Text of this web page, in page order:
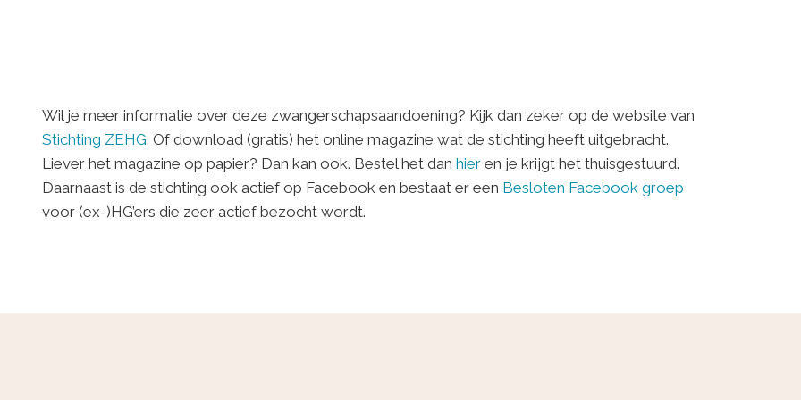
Wil je meer informatie over deze zwangerschapsaandoening? Kijk dan zeker op de website van
Stichting ZEHG. Of download (gratis) het online magazine wat de stichting heeft uitgebracht.
Liever het magazine op papier? Dan kan ook. Bestel het dan hier en je krijgt het thuisgestuurd.
Daarnaast is de stichting ook actief op Facebook en bestaat er een Besloten Facebook groep
voor (ex-)HG’ers die zeer actief bezocht wordt.